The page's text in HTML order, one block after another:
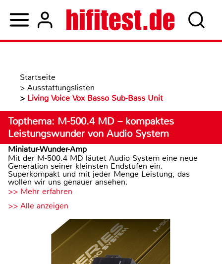
Startseite
> Ausstattungslisten
> Living Voice Vox Basso Sub-Bass Unit
Topthema: M-500.4 MD – kompaktes
Leistungswunder von Audio System
Miniatur-Wunder-Amp
Mit der M-500.4 MD läutet Audio System eine neue
Generation seiner kleinsten Endstufen ein.
Superkompakt und mit jeder Menge Leistung, das
wollen wir uns genauer ansehen.
>> Mehr erfahren
>> Alle anzeigen